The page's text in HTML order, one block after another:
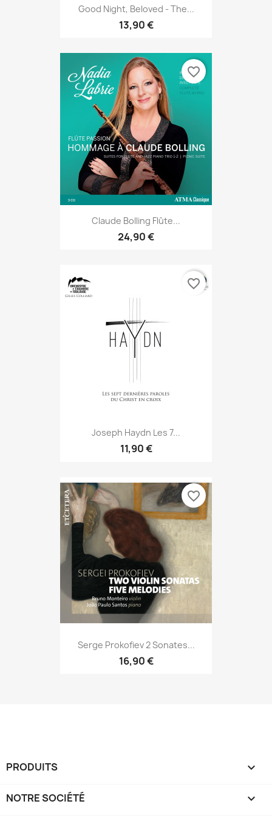
Good Night, Beloved - The...
13,90 €
Claude Bolling Flûte...
24,90 €
favorite_border
Joseph Haydn Les 7...
11,90 €
favorite_border
Serge Prokofiev 2 Sonates...
16,90 €
favorite_border
PRODUITS 
NOTRE SOCIÉTÉ 